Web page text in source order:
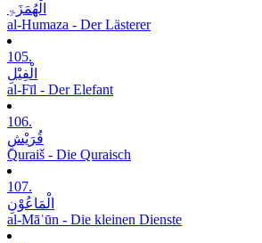
الْھُمَزَۃِ
al-Humaza - Der Lästerer
105.
الْفِیْلِ
al-Fīl - Der Elefant
106.
قُرَیْشٍ
Quraiš - Die Quraisch
107.
الْمَاعُوْنِ
al-Māʿūn - Die kleinen Dienste